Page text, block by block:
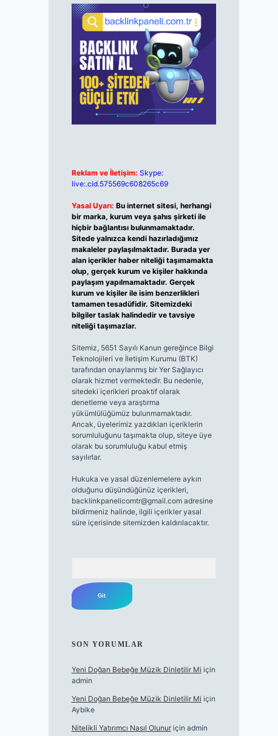
Reklam ve İletişim: Skype:
live:.cid.575569c608265c69
Yasal Uyarı: Bu internet sitesi, herhangi
bir marka, kurum veya şahıs şirketi ile
hiçbir bağlantısı bulunmamaktadır.
Sitede yalnızca kendi hazırladığımız
makaleler paylaşılmaktadır. Burada yer
alan içerikler haber niteliği taşımamakta
olup, gerçek kurum ve kişiler hakkında
paylaşım yapılmamaktadır. Gerçek
kurum ve kişiler ile isim benzerlikleri
tamamen tesadüfidir. Sitemizdeki
bilgiler taslak halindedir ve tavsiye
niteliği taşımazlar.
Sitemiz, 5651 Sayılı Kanun gereğince Bilgi
Teknolojileri ve İletişim Kurumu (BTK)
tarafından onaylanmış bir Yer Sağlayıcı
olarak hizmet vermektedir. Bu nedenle,
sitedeki içerikleri proaktif olarak
denetleme veya araştırma
yükümlülüğümüz bulunmamaktadır.
Ancak, üyelerimiz yazdıkları içeriklerin
sorumluluğunu taşımakta olup, siteye üye
olarak bu sorumluluğu kabul etmiş
sayılırlar.
Hukuka ve yasal düzenlemelere aykırı
olduğunu düşündüğünüz içerikleri,
backlinkpanelicomtr@gmail.comadresine
bildirmeniz halinde, ilgili içerikler yasal
süre içerisinde sitemizden kaldırılacaktır.
SON YORUMLAR
Yeni Doğan Bebeğe Müzik Dinletilir Mi için
admin
Yeni Doğan Bebeğe Müzik Dinletilir Mi için
Aybike
Nitelikli Yatırımcı Nasıl Olunuriçin admin